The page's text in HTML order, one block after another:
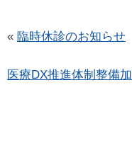
« 臨時休診のお知らせ
医療DX推進体制整備